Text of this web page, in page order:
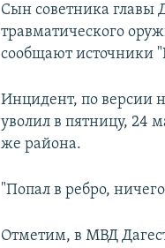
Сын советника главы
травматического
сообщают источники
Инцидент, по версии
уволил в пятницу, 24
же района.
"Попал в ребро,
Отметим, в МВД